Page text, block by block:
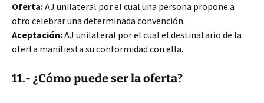
Oferta:AJ unilateral por el cual una persona propone a
otro celebrar una determinada convención.
Aceptación:AJ unilateral por el cual el destinatario de la
oferta manifiesta su conformidad con ella.
11.- ¿Cómo puede ser la oferta?